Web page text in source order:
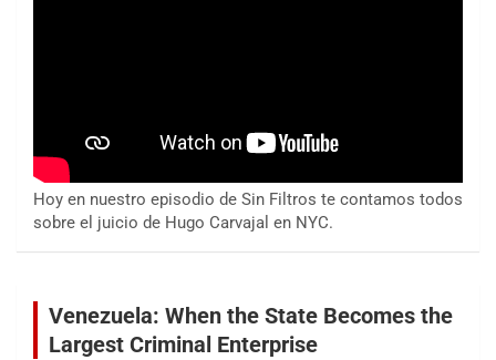
Hoy en nuestro episodio de Sin Filtros te contamos todos
sobre el juicio de Hugo Carvajal en NYC.
Venezuela: When the State Becomes the
Largest Criminal Enterprise